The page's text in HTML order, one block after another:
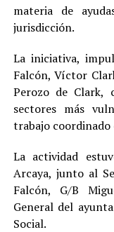
materia de
jurisdicción.
La iniciativa,
Falcón, Víctor
Perozo de Clark,
sectores más
trabajo coordinado
La actividad
Arcaya, junto al
Falcón, G/B
General del
Social.